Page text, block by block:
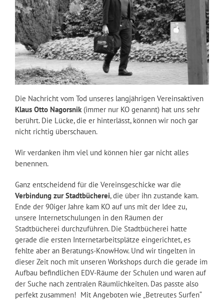
Die Nachricht vom Tod unseres langjährigen Vereinsaktiven
Klaus Otto Nagorsnik(immer nur KO genannt) hat uns sehr
berührt. Die Lücke, die er hinterlässt, können wir noch gar
nicht richtig überschauen.
Wir verdanken ihm viel und können hier gar nicht alles
benennen.
Ganz entscheidend für die Vereinsgeschicke war die
Verbindung zur Stadtbücherei, die über ihn zustande kam.
Ende der 90iger Jahre kam KO auf uns mit der Idee zu,
unsere Internetschulungen in den Räumen der
Stadtbücherei durchzuführen. Die Stadtbücherei hatte
gerade die ersten Internetarbeitsplätze eingerichtet, es
fehlte aber an Beratungs-KnowHow. Und wir tingelten in
dieser Zeit noch mit unseren Workshops durch die gerade im
Aufbau befindlichen EDV-Räume der Schulen und waren auf
der Suche nach zentralen Räumlichkeiten. Das passte also
perfekt zusammen! Mit Angeboten wie „Betreutes Surfen“